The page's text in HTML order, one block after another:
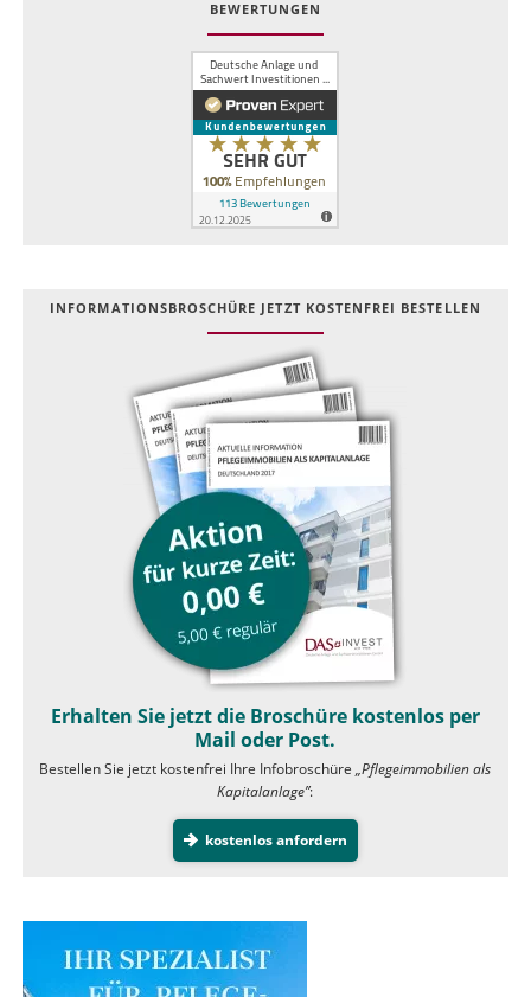
BEWERTUNGEN
INFOR­MATIONS­BROSCHÜRE JETZT KOSTEN­FREI BESTELLEN
Erhalten Sie jetzt die Broschüre kostenlos per
Mail oder Post.
Bestellen Sie jetzt kostenfrei Ihre Infobroschüre„Pflegeimmobilien als
Kapitalanlage”:
kostenlos anfordern